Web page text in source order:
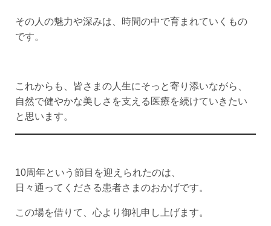
その人の魅力や深みは、時間の中で育まれていくもの
です。
これからも、皆さまの人生にそっと寄り添いながら、
自然で健やかな美しさを支える医療を続けていきたい
と思います。
10周年という節目を迎えられたのは、
日々通ってくださる患者さまのおかげです。
この場を借りて、心より御礼申し上げます。